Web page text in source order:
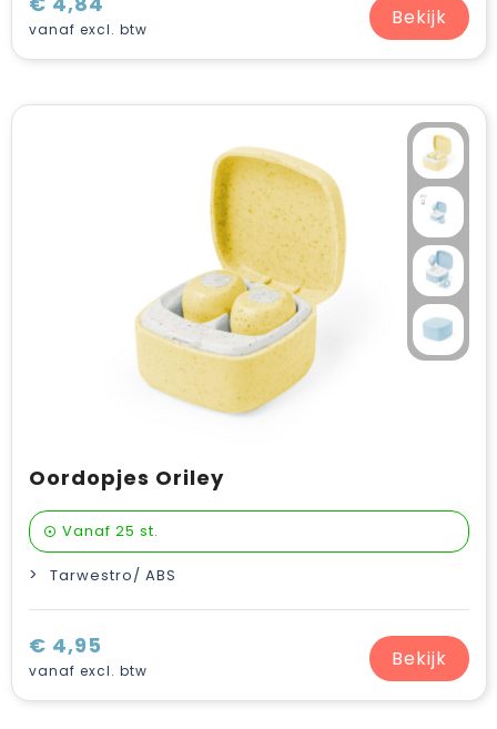
vanaf excl. btw Bekijk
Oordopjes Oriley
Vanaf 25 st.
Tarwestro/ ABS
€ 4,95
vanaf excl. btw Bekijk